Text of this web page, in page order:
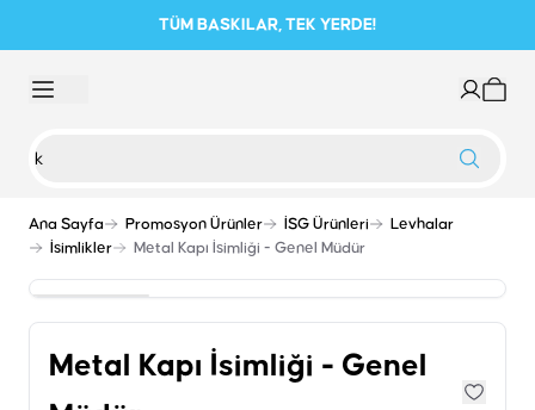
TÜM BASKILAR, TEK YERDE!
Ana Sayfa Promosyon Ürünler İSG Ürünleri
Levhalar
İsimlikler
Metal Kapı İsimliği - Genel Müdür
Metal Kapı İsimliği - Genel